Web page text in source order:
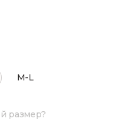
M-L
размер?